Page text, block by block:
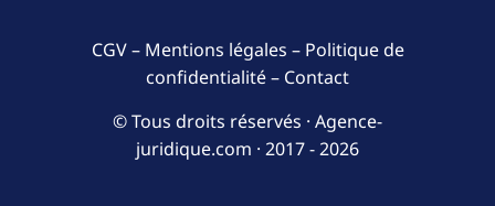
CGV– Mentions légales – Politique de
confidentialité– Contact
© Tous droits réservés · Agence-
juridique.com · 2017 - 2026